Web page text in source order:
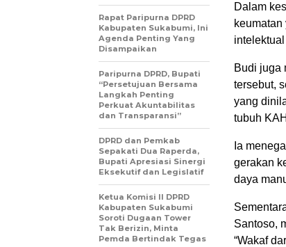
Dalam
Budi juga
tersebut,
yang
tubuh
Ia
gerakan
daya
Santoso,
“Wakaf
Rapat Paripurna DPRD
Kabupaten Sukabumi, Ini
Agenda Penting Yang
Disampaikan
Paripurna DPRD, Bupati
“Persetujuan Bersama
Langkah Penting
Perkuat Akuntabilitas
dan Transparansi”
DPRD dan Pemkab
Sepakati Dua Raperda,
Bupati Apresiasi Sinergi
Eksekutif dan Legislatif
Ketua Komisi II DPRD
Kabupaten Sukabumi
Soroti Dugaan Tower
Tak Berizin, Minta
Pemda Bertindak Tegas